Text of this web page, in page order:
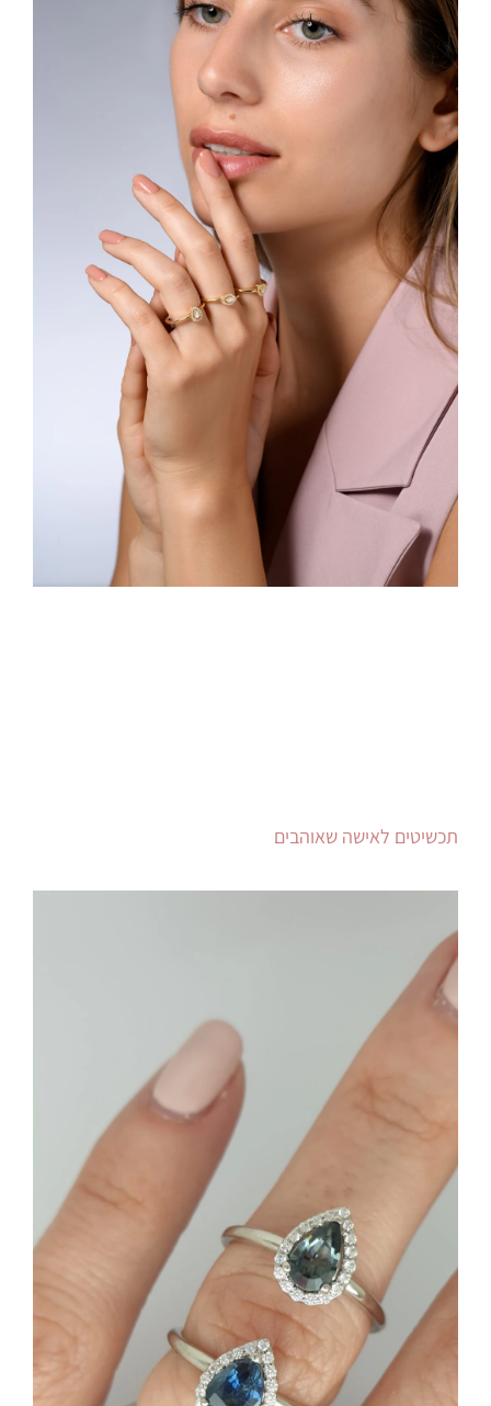
ההיכרות העמוקה שלכם ואת הרגעים שחוויתם יחד בשנה
הראשונה. באפולו תכשיטי יהלומים, אנו מאמינים שתכשיט
איכותי הוא השקעה ברגש.
תכשיטים לאישה שאוהבים